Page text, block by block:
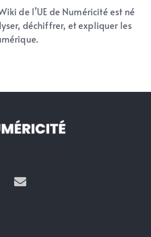
de l’UE de Numéricité est né
déchiffrer, et expliquer les